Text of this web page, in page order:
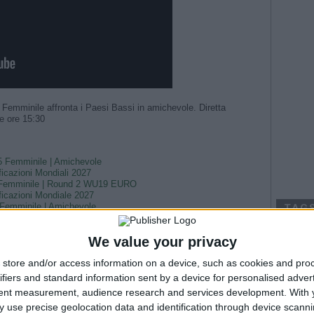
We value your privacy
store and/or access information on a device, such as cookies and
and standard information sent by a device for personalised
measurement, audience research and services development. With
use precise geolocation data and identification through device
affronta i Paesi Bassi in amichevole. Diretta
ore 15:30
Femminile | Amichevole
Mondiali 2027
| Round 2 WU19 EURO
Mondiale 2027
| Amichevole
Mondiale 2027
2026